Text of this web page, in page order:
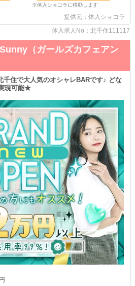
し早めの“19時オープン”です◎
ができます♪
務したい方のために『送り』も完備！
勤後安全運転であなたをお届けします◎
使ったり、始発まで時間を潰したりする
い♪
◆･･････◆
を揃えてお待ちしています◎
う♪
提供元：体入ショコラ
体入求人No：北千住111117
（ガールズカフェアン
千住で大人気のオシャレBARです♪ どな
現可能★